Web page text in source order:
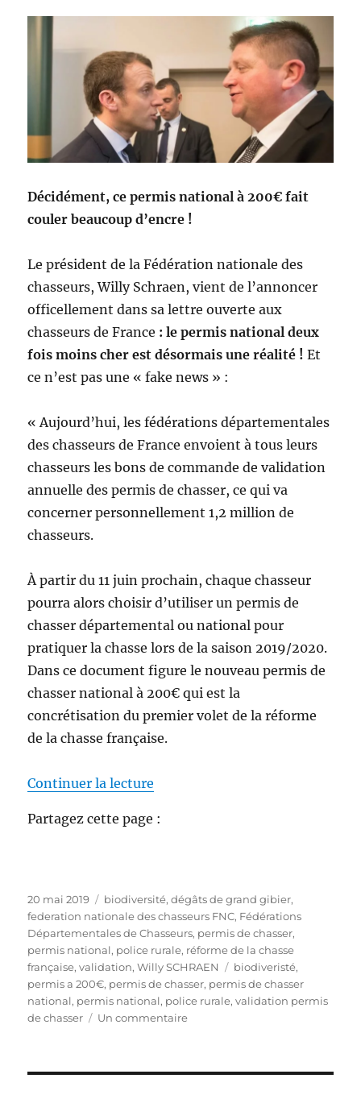
a
s
s
Décidément, ce permis national à 200€ fait
couler beaucoup d’encre !
Le président de la Fédération nationale des
chasseurs, Willy Schraen, vient de l’annoncer
officellement dans sa lettre ouverte aux
chasseurs de France : le permis national deux
fois moins cher est désormais une réalité !Et
ce n’est pas une « fake news » :
« Aujourd’hui, les fédérations départementales
des chasseurs de France envoient à tous leurs
chasseurs les bons de commande de validation
annuelle des permis de chasser, ce qui va
concerner personnellement 1,2 million de
chasseurs.
À partir du 11 juin prochain, chaque chasseur
pourra alors choisir d’utiliser un permis de
chasser départemental ou national pour
pratiquer la chasse lors de la saison 2019/2020.
Dans ce document figure le nouveau permis de
chasser national à 200€ qui est la
concrétisation du premier volet de la réforme
de la chasse française.
Continuer la lecture
Partagez cette page :
P
u
b
l
i
é
l
e
20 mai 2019
C
a
t
é
g
o
r
i
biodiversité,dégâts de grand gibier,
federation nationale des chasseurs FNC, Fédérations
Départementales de Chasseurs, permis de chasser,
permis national, police rurale, réforme de la chasse
française,validation,Willy SCHRAEN
É
t
i
biodiveristé,
permis a 200€, permis de chasser, permis de chasser
national, permis national, police rurale,validation permis
de chasser
Un commentaires